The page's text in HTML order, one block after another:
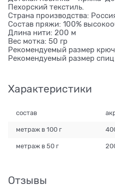
Пехорский текстиль.
Страна производства:
Состав пряжи: 100%
Длина нити: 200 м
Вес мотка: 50 гр
Рекомендуемый размер
Рекомендуемый размер
Характеристики
состав
метраж в 100 г
метраж в 50 г
Отзывы